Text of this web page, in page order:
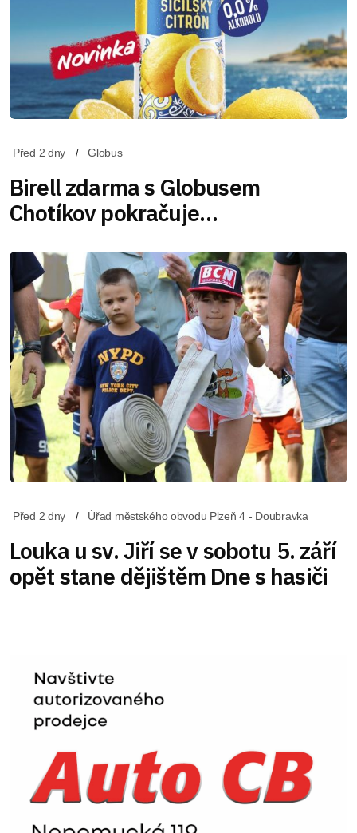
Před 2 dny Globus
Birell zdarma s Globusem
Chotíkov pokračuje…
Před 2 dny Úřad městského obvodu Plzeň 4 - Doubravka
Louka u sv. Jiří se v sobotu 5. září
opět stane dějištěm Dne s hasiči